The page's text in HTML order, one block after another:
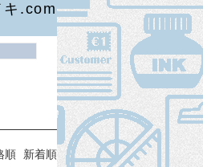
キ.com
順 新着順